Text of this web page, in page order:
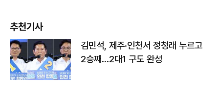
추천기사
김민석, 제주·인천서 정청래 누르고
2승째…2대1 구도 완성